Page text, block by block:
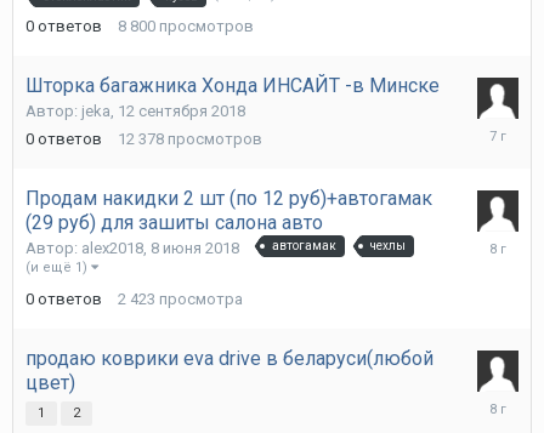
0 ответов 8 800 просмотров
Шторка багажника Хонда ИНСАЙТ -в Минске
Автор: jeka 12 сентября 2018
0 ответов 12 378 просмотров
12
Продам накидки 2 шт (по 12 руб)+автогамак
(29 руб) для зашиты салона авто
Автор: alex2018 8 июня 2018 автогамак чехлы
(и ещё 1)
0 ответов 2 423 просмотра
продаю коврики eva drive в беларуси(любой
цвет)
1 2